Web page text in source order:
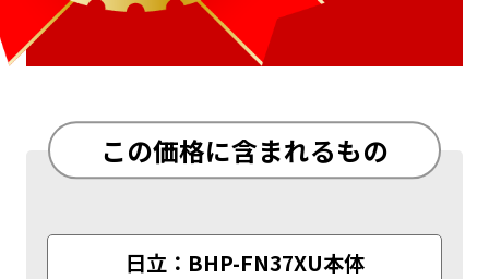
この価格に含まれるもの
日立：BHP-FN37XU本体